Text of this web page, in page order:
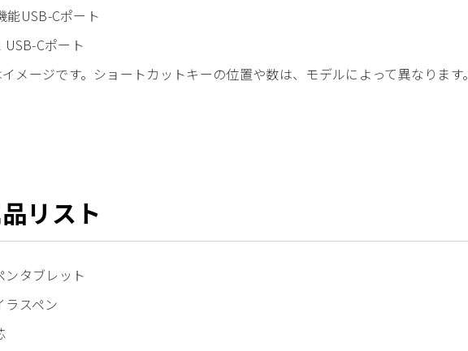
能USB-Cポート
USB-Cポート
メージです。ショートカットキーの位置や数は、モデルによって異なります。
リスト
ンタブレット
ラスペン